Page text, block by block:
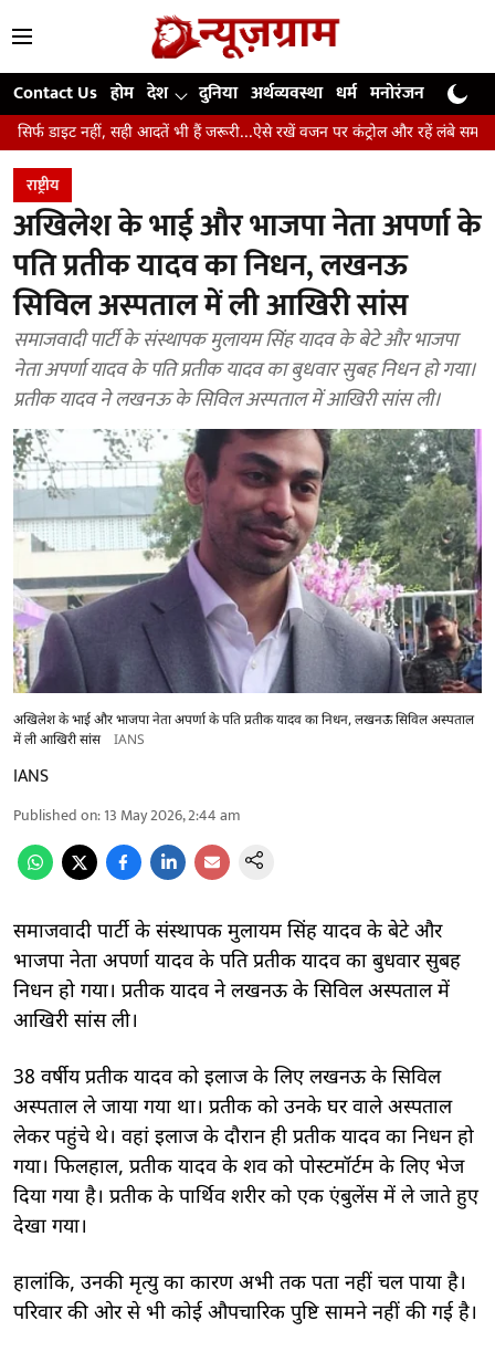
Contact Us होम देश दुनिया अर्थव्यवस्था धर्म मनोरंजन खेल
सही आदतें भी हैं जरूरी...ऐसे रखें वजन पर कंट्रोल और रहें लंबे समय तक स्वस्थ
राष्ट्रीय
अखिलेश के भाई और भाजपा नेता अपर्णा के
पति प्रतीक यादव का निधन, लखनऊ
सिविल अस्पताल में ली आखिरी सांस
समाजवादी पार्टी के संस्थापक मुलायम सिंह यादव के बेटे और भाजपा
नेता अपर्णा यादव के पति प्रतीक यादव का बुधवार सुबह निधन हो गया।
प्रतीक यादव ने लखनऊ के सिविल अस्पताल में आखिरी सांस ली।
अखिलेश के भाई और भाजपा नेता अपर्णा के पति प्रतीक यादव का निधन, लखनऊ सिविल अस्पताल
में ली आखिरी सांस
IANS
IANS
Published on:13 May 2026, 2:44 am
समाजवादी पार्टी के संस्थापक मुलायम सिंह यादव के बेटे और
भाजपा नेता अपर्णा यादव के पति प्रतीक यादव का बुधवार सुबह
निधन हो गया। प्रतीक यादव ने लखनऊ के सिविल अस्पताल में
आखिरी सांस ली।
38 वर्षीय प्रतीक यादव को इलाज के लिए लखनऊ के सिविल
अस्पताल ले जाया गया था। प्रतीक को उनके घर वाले अस्पताल
लेकर पहुंचे थे। वहां इलाज के दौरान ही प्रतीक यादव का निधन हो
गया। फिलहाल, प्रतीक यादव के शव को पोस्टमॉर्टम के लिए भेज
दिया गया है। प्रतीक के पार्थिव शरीर को एक एंबुलेंस में ले जाते हुए
देखा गया।
हालांकि, उनकी मृत्यु का कारण अभी तक पता नहीं चल पाया है।
परिवार की ओर से भी कोई औपचारिक पुष्टि सामने नहीं की गई है।